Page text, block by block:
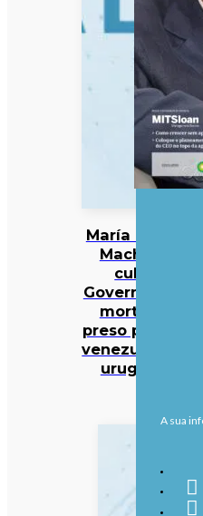
María Corina
Machado
culpa
Governo pela
morte de
preso político
venezuelano-
uruguaio
A sua